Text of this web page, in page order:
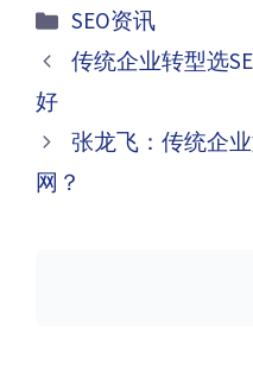
分
类
SEO资讯
文
章
导
航
传统企业转型选
好
张龙飞：传统企
网？